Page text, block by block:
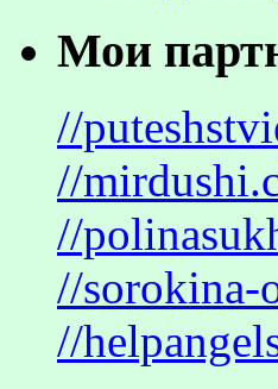
Мои
//
//
//
//sorokina-
//